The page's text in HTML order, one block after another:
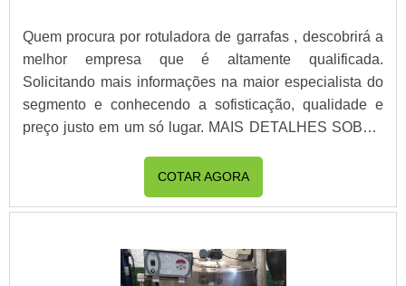
Quem procura por rotuladora de garrafas , descobrirá a
melhor empresa que é altamente qualificada.
Solicitando mais informações na maior especialista do
segmento e conhecendo a sofisticação, qualidade e
preço justo em um só lugar. MAIS DETALHES SOBRE
rotuladoras de garrafas em uma empresa inovadora,
consegue encontrar o site da Berteck máquinas
Industriais. Com grande expressão de mercado quando
etiquetas, garantindo a satisfação da venda à entrega
COTAR AGORA